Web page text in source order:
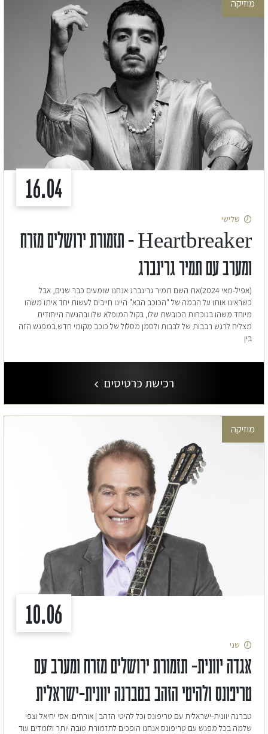
16.04
מוזיקה
שלישי
Heartbreaker – תזמורת ירושלים מזרח
ומערב עם תמיר גרינברג
(אפיל-מאי 2024)את השם תמיר גרינברג אנחנו שומעים כבר שנים, אבל
כשראינו אותו על הבמה של "הכוכב הבא" היינו חייבים לעשות יחד איתו משהו
מיוחד.משהו בנוכחות הכובשת שלו, בקול המופלא שלו ובהגשה הייחודית
מצליח לרגש רבבות של לבבות ולסמן מסלול של כוכב מקומי חדש.במפגש הזה
בין
רכישת כרטיסים
10.06
מוזיקה
שני
אגדה יוונית- תזמורת ירושלים מזרח ומערב עם
טריפונס ולהיטי הזהב בטברנה יוונית-ישראלית
טברנה יוונית-ישראלית עם טריפונס וכל להיטי הזהב | אורחים: אסי יחיאל וצפי
שלמה בכל מפגש עם טריפונס אנחנו הופכים לתזמורת טובה יותר ולומדים עוד